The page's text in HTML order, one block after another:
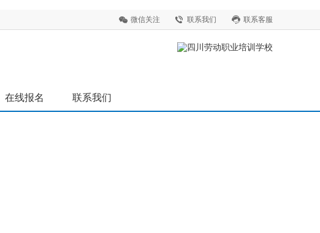
微信关注 联系我们 联系客服
在线报名 联系我们